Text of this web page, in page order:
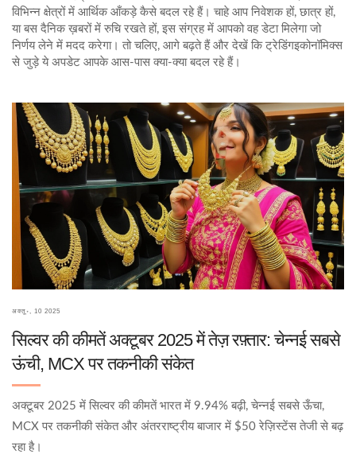
विभिन्न क्षेत्रों में आर्थिक आँकड़े कैसे बदल रहे हैं। चाहे आप निवेशक हों, छात्र हों,
या बस दैनिक ख़बरों में रुचि रखते हों, इस संग्रह में आपको वह डेटा मिलेगा जो
निर्णय लेने में मदद करेगा। तो चलिए, आगे बढ़ते हैं और देखें कि ट्रेडिंगइकोनॉमिक्स
से जुड़े ये अपडेट आपके आस‑पास क्या‑क्या बदल रहे हैं।
अक्तू॰, 10 2025
सिल्वर की कीमतें अक्टूबर 2025 में तेज़ रफ़्तार: चेन्नई सबसे
ऊंची, MCX पर तकनीकी संकेत
अक्टूबर 2025 में सिल्वर की कीमतें भारत में 9.94% बढ़ी, चेन्नई सबसे ऊँचा,
MCX पर तकनीकी संकेत और अंतरराष्ट्रीय बाजार में $50 रेज़िस्टेंस तेजी से बढ़
रहा है।